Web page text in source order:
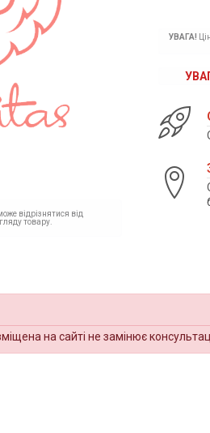
відрізнятися від
товару.
УВАГА!
на сайті не замінює